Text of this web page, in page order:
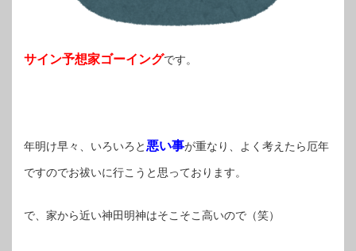
サイン予想家ゴーイングです。
年明け早々、いろいろと悪い事が重なり、よく考えたら厄年
ですのでお祓いに行こうと思っております。
で、家から近い神田明神はそこそこ高いので（笑）